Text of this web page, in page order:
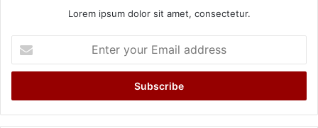
Lorem ipsum dolor sit amet, consectetur.
your
Email